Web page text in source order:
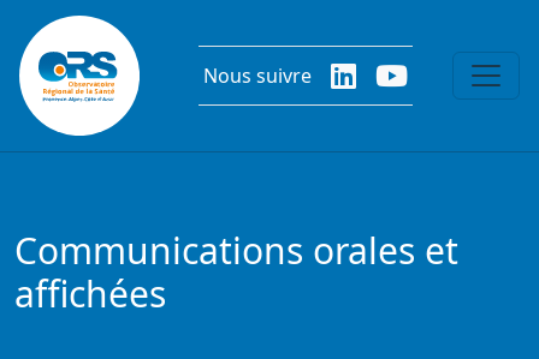
Aller au contenu principal
Nous suivre
Communications orales et
affichées